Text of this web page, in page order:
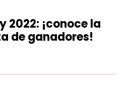
2022: ¡conoce la
de ganadores!